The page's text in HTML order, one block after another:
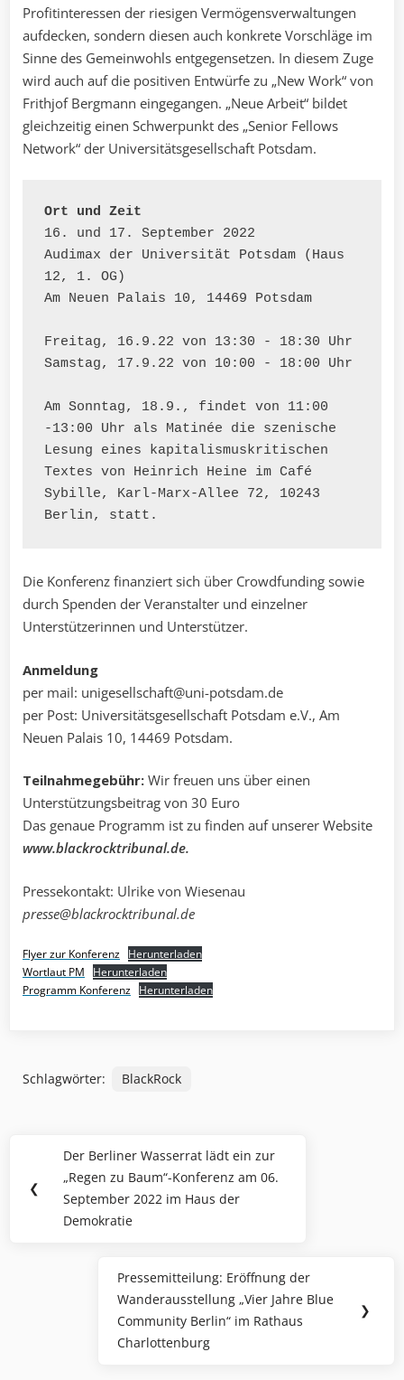
Profitinteressen der riesigen Vermögensverwaltungen
aufdecken, sondern diesen auch konkrete Vorschläge im
Sinne des Gemeinwohls entgegensetzen. In diesem Zuge
wird auch auf die positiven Entwürfe zu „New Work“ von
Frithjof Bergmann eingegangen. „Neue Arbeit“ bildet
gleichzeitig einen Schwerpunkt des „Senior Fellows
Network“ der Universitätsgesellschaft Potsdam.
Ort und Zeit
16. und 17. September 2022
Audimax der Universität Potsdam (Haus
12, 1. OG)
Am Neuen Palais 10, 14469 Potsdam
Freitag, 16.9.22 von 13:30 - 18:30 Uhr
Samstag, 17.9.22 von 10:00 - 18:00 Uhr
Am Sonntag, 18.9., findet von 11:00
-13:00 Uhr als Matinée die szenische
Lesung eines kapitalismuskritischen
Textes von Heinrich Heine im Café
Sybille, Karl-Marx-Allee 72, 10243
Berlin, statt.
Die Konferenz finanziert sich über Crowdfunding sowie
durch Spenden der Veranstalter und einzelner
Unterstützerinnen und Unterstützer.
Anmeldung
per mail: unigesellschaft@uni-potsdam.de
per Post: Universitätsgesellschaft Potsdam e.V., Am
Neuen Palais 10, 14469 Potsdam.
Teilnahmegebühr: Wir freuen uns über einen
Unterstützungsbeitrag von 30 Euro
Das genaue Programm ist zu finden auf unserer Website
www.blackrocktribunal.de.
Pressekontakt: Ulrike von Wiesenau
presse@blackrocktribunal.de
Flyer zur Konferenz Herunterladen
Wortlaut PM
Herunterladen
Programm Konferenz Herunterladen
Schlagwörter: BlackRock
Beitragsnavigation
❮
Previous
Post:
Der Berliner Wasserrat lädt ein zur
„Regen zu Baum“-Konferenz am 06.
September 2022 im Haus der
Demokratie
Next
Post:
Pressemitteilung: Eröffnung der
Wanderausstellung „Vier Jahre Blue
Community Berlin“ im Rathaus
Charlottenburg
❯